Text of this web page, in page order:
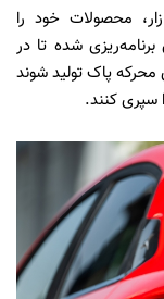
محصولات خود را
شده تا در
محرکه پاک تولید شوند
سپری کنند.